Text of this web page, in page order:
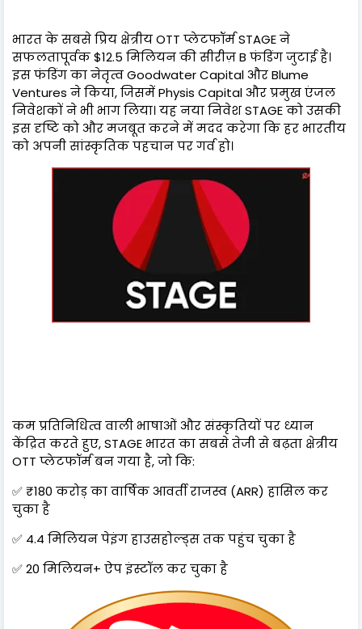
भारत के सबसे प्रिय क्षेत्रीय OTT प्लेटफॉर्म STAGE ने
सफलतापूर्वक $12.5 मिलियन की सीरीज़ B फंडिंग जुटाई है।
इस फंडिंग का नेतृत्व Goodwater Capital और Blume
Ventures ने किया, जिसमें Physis Capital और प्रमुख एंजल
निवेशकों ने भी भाग लिया। यह नया निवेश STAGE को उसकी
इस दृष्टि को और मजबूत करने में मदद करेगा कि हर भारतीय
को अपनी सांस्कृतिक पहचान पर गर्व हो।
कम प्रतिनिधित्व वाली भाषाओं और संस्कृतियों पर ध्यान
केंद्रित करते हुए, STAGE भारत का सबसे तेजी से बढ़ता क्षेत्रीय
OTT प्लेटफॉर्म बन गया है, जो कि:
✅ ₹180 करोड़ का वार्षिक आवर्ती राजस्व (ARR) हासिल कर
चुका है
✅ 4.4 मिलियन पेइंग हाउसहोल्ड्स तक पहुंच चुका है
✅ 20 मिलियन+ ऐप इंस्टॉल कर चुका है